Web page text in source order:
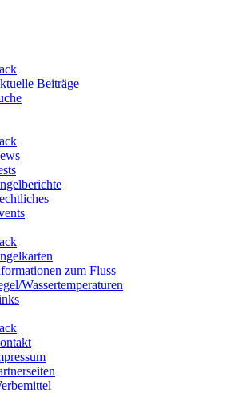
Beiträge
zum Fluss
Wassertemperaturen